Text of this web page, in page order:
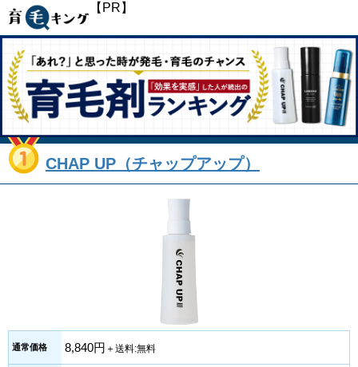
【PR】
CHAP UP（チャップアップ）
通常価格 8,840円 ＋送料:無料